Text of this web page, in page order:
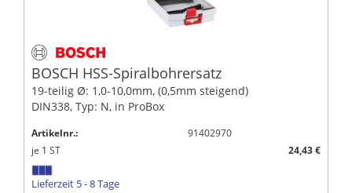
BOSCH HSS-Spiralbohrersatz
19-teilig Ø: 1,0-10,0mm, (0,5mm steigend)
DIN338, Typ: N, in ProBox
Artikelnr.:
91402970
je 1 ST 24,43 €
Lieferzeit 5 - 8 Tage